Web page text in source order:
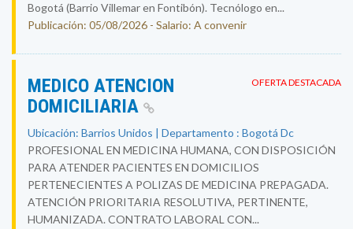
Bogotá (Barrio Villemar en Fontibón). Tecnólogo en...
Publicación: 05/08/2026 - Salario: A convenir
OFERTA DESTACADA
MEDICO ATENCION
DOMICILIARIA
Ubicación: Barrios Unidos | Departamento : Bogotá Dc
PROFESIONAL EN MEDICINA HUMANA, CON DISPOSICIÓN
PARA ATENDER PACIENTES EN DOMICILIOS
PERTENECIENTES A POLIZAS DE MEDICINA PREPAGADA.
ATENCIÓN PRIORITARIA RESOLUTIVA, PERTINENTE,
HUMANIZADA. CONTRATO LABORAL CON...